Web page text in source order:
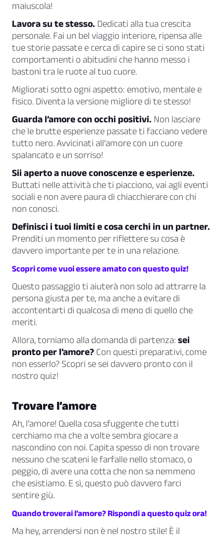
maiuscola!
Lavora su te stesso. Dedicati alla tua crescita
personale. Fai un bel viaggio interiore, ripensa alle
tue storie passate e cerca di capire se ci sono stati
comportamenti o abitudini che hanno messo i
bastoni tra le ruote al tuo cuore.
Migliorati sotto ogni aspetto: emotivo, mentale e
fisico. Diventa la versione migliore di te stesso!
Guarda l’amore con occhi positivi. Non lasciare
che le brutte esperienze passate ti facciano vedere
tutto nero. Avvicinati all’amore con un cuore
spalancato e un sorriso!
Sii aperto a nuove conoscenze e esperienze.
Buttati nelle attività che ti piacciono, vai agli eventi
sociali e non avere paura di chiacchierare con chi
non conosci.
Definisci i tuoi limiti e cosa cerchi in un partner.
Prenditi un momento per riflettere su cosa è
davvero importante per te in una relazione.
Scopri come vuoi essere amato con questo quiz!
Questo passaggio ti aiuterà non solo ad attrarre la
persona giusta per te, ma anche a evitare di
accontentarti di qualcosa di meno di quello che
meriti.
Allora, torniamo alla domanda di partenza: sei
pronto per l’amore? Con questi preparativi, come
non esserlo? Scopri se sei davvero pronto con il
nostro quiz!
Trovare l’amore
Ah, l’amore! Quella cosa sfuggente che tutti
cerchiamo ma che a volte sembra giocare a
nascondino con noi. Capita spesso di non trovare
nessuno che scateni le farfalle nello stomaco, o
peggio, di avere una cotta che non sa nemmeno
che esistiamo. E sì, questo può davvero farci
sentire giù.
Quando troverai l’amore? Rispondi a questo quiz ora!
Ma hey, arrendersi non è nel nostro stile! È il